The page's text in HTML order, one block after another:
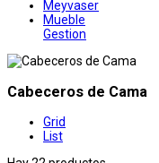
Meyvaser
Mueble
Gestion
Cabeceros de Cama
Grid
List